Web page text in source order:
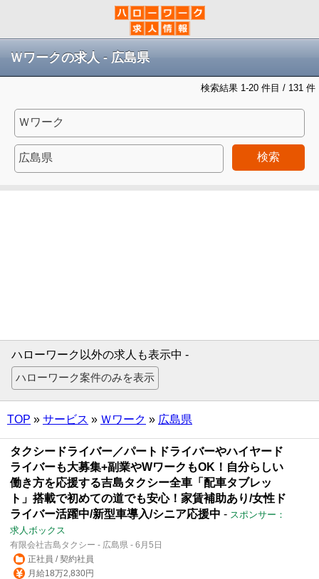
Ｗワークの求人 - 広島県
検索結果 1-20 件目 / 131 件
検索
ハローワーク以外の求人も表示中 -
TOP » サービス » Ｗワーク » 広島県
タクシードライバー／パートドライバーやハイヤード
ライバーも大募集+副業やWワークもOK！自分らしい
働き方を応援する吉島タクシー全車「配車タブレッ
ト」搭載で初めての道でも安心！家賃補助あり/女性ド
ライバー活躍中/新型車導入/シニア応援中 - スポンサー：
求人ボックス
有限会社吉島タクシー - 広島県 - 6月5日
正社員 / 契約社員
月給18万2,830円